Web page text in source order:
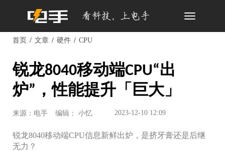
Toggle
首页 文章 硬件 CPU
锐龙8040移动端CPU“出
炉”，性能提升「巨大」
来源：电手 编辑： 小忆 2023-12-10 12:09
锐龙8040移动端CPU信息新鲜出炉，是挤牙膏还是后继
无力？